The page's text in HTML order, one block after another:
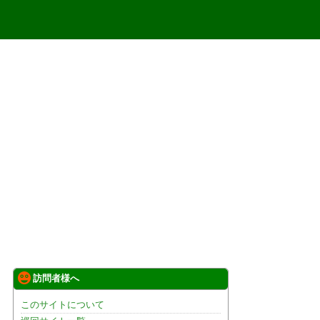
訪問者様へ
このサイトについて